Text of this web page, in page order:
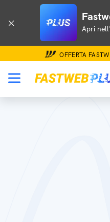
Apri
OFFERTA